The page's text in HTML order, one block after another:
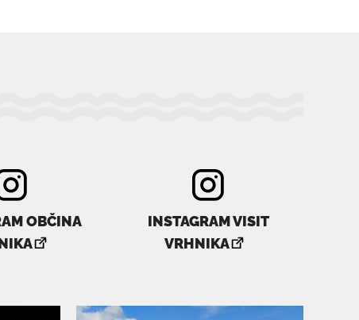
OBČINA
povezava
se
novem
INSTAGRAM VISIT
VRHNIKA
povezava
se
novem